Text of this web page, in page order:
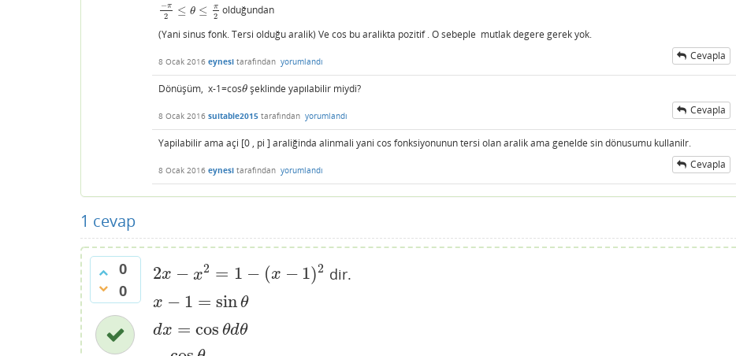
−π
2 ≤ θ ≤ π
2
−π2 ≤θ ≤π 2
olduğundan
(Yani sinus fonk. Tersi olduğu aralik) Ve cos bu aralikta pozitif . O sebeple mutlak degere gerek yok.
8 Ocak 2016 eynesi tarafından yorumlandı Cevapla
Dönüşüm, x-1=cosθ
θşeklinde yapılabilir miydi?
8 Ocak 2016 suitable2015 tarafından yorumlandı Cevapla
Yapilabilir ama açi [0 , pi ] araliğinda alinmali yani cos fonksiyonunun tersi olan aralik ama genelde sin dönusumu kullanilr.
8 Ocak 2016 eynesi tarafından yorumlandı Cevapla
1 cevap
0
0
2x − x2 = 1 − (x − 1)2
2x− x2 =1− (x− 1) 2 dir.
x − 1 = sinθ
x− 1= sinθ
dx = cos θdθ
dx= cosθdθ